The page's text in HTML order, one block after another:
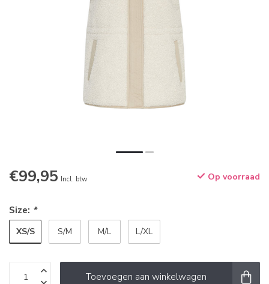
€99,95 Incl. btw Op voorraad
Size: *
XS/S S/M M/L L/XL
Toevoegen aan winkelwagen